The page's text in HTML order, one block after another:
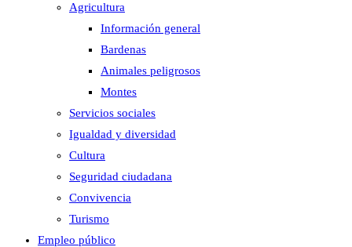
Agricultura
Información general
Bardenas
Animales peligrosos
Montes
Servicios sociales
Igualdad y diversidad
Cultura
Seguridad ciudadana
Convivencia
Turismo
Empleo público